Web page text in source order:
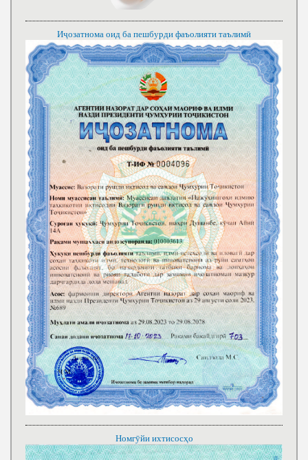
Иҷозатнома оид ба пешбурди фаъолияти таълимӣ
Номгӯйи ихтисосҳо